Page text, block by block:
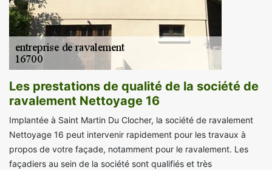
Les prestations de qualité de la société de
ravalement Nettoyage 16
Implantée à Saint Martin Du Clocher, la société de ravalement
Nettoyage 16 peut intervenir rapidement pour les travaux à
propos de votre façade, notamment pour le ravalement. Les
façadiers au sein de la société sont qualifiés et très